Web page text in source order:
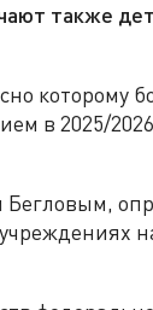
также
которому
в 2025/